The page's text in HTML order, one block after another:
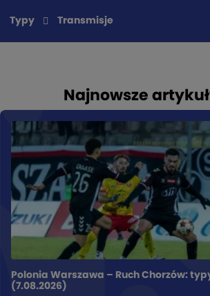
Typy Transmisje
Najnowsze
Polonia Warszawa – Ruch Chorzów:
(7.08.2026)